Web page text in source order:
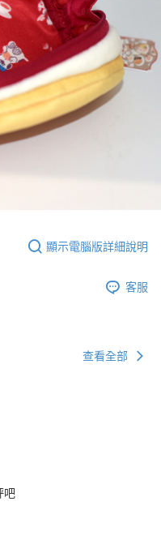
顯示電腦版詳細說明
客服
查看全部
吧